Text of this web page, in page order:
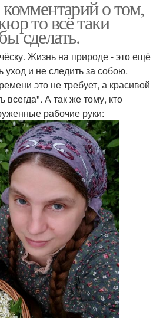
о том,
то всё таки
сделать.
Жизнь на природе - это ещё
уход и не следить за собою.
это не требует, а красивой
А так же тому, кто
рабочие руки: